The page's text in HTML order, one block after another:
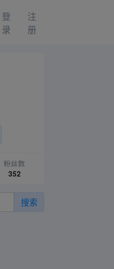
登
录
注
册
粉丝数
352
搜索